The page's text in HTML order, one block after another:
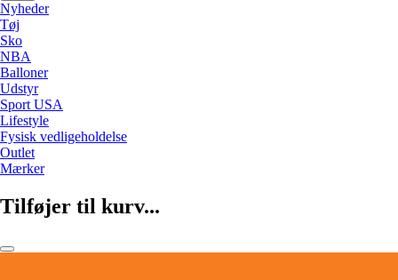
Nyheder
Tøj
Sko
NBA
Balloner
Udstyr
Sport USA
Lifestyle
Fysisk vedligeholdelse
Outlet
Mærker
Tilføjer til kurv...